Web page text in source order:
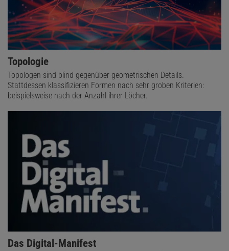
Topologie
Topologen sind blind gegenüber geometrischen Details.
Stattdessen klassifizieren Formen nach sehr groben Kriterien:
beispielsweise nach der Anzahl ihrer Löcher.
Das Digital-Manifest